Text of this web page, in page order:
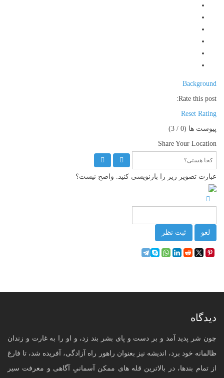
Background
Rate this post:
Reset Rating
پیوست ها (0
/ 3)
Share Your Location
عبارت تصویر زیر را بازنویسی کنید. واضح نیست؟
لغو ثبت نظر
دیدگاه
چون شر پدید آمد و بر دست و پای بشر بند زد، و او را به غارت و زندان
ظالمانه خود برد، اندیشه نیز بعنوان راهور راه آزادگی، آفریده شد، تا فارغ
از تمام بندها، در بالاترین قله های ممکن آسمانیِ آگاهی و معرفت سیر